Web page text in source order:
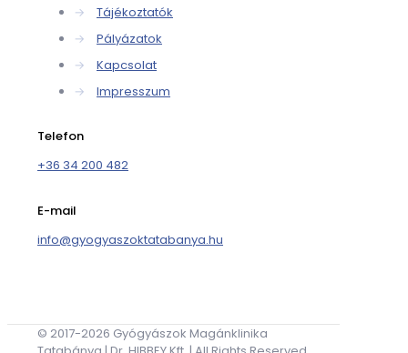
→
Tájékoztatók
→
Pályázatok
→
Kapcsolat
→
Impresszum
Telefon
+36 34 200 482
E-mail
info@gyogyaszoktatabanya.hu
© 2017-2026 Gyógyászok Magánklinika